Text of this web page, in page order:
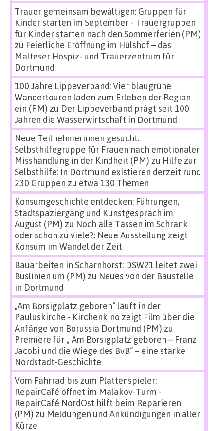
Trauer gemeinsam bewältigen: Gruppen für
Kinder starten im September - Trauergruppen
für Kinder starten nach den Sommerferien (PM)
zu Feierliche Eröffnung im Hülshof – das
Malteser Hospiz- und Trauerzentrum für
Dortmund
100 Jahre Lippeverband: Vier blaugrüne
Wandertouren laden zum Erleben der Region
ein (PM) zu Der Lippeverband prägt seit 100
Jahren die Wasserwirtschaft in Dortmund
Neue Teilnehmerinnen gesucht:
Selbsthilfegruppe für Frauen nach emotionaler
Misshandlung in der Kindheit (PM) zu Hilfe zur
Selbsthilfe: In Dortmund existieren derzeit rund
230 Gruppen zu etwa 130 Themen
Konsumgeschichte entdecken: Führungen,
Stadtspaziergang und Kunstgespräch im
August (PM) zu Noch alle Tassen im Schrank
oder schon zu viele?: Neue Ausstellung zeigt
Konsum im Wandel der Zeit
Bauarbeiten in Scharnhorst: DSW21 leitet zwei
Buslinien um (PM) zu Neues von der Baustelle
in Dortmund
„Am Borsigplatz geboren“ läuft in der
Pauluskirche - Kirchenkino zeigt Film über die
Anfänge von Borussia Dortmund (PM) zu
Premiere für „ Am Borsigplatz geboren – Franz
Jacobi und die Wiege des BvB“ – eine starke
Nordstadt-Geschichte
Vom Fahrrad bis zum Plattenspieler:
RepairCafé öffnet im Malakov-Turm -
RepairCafé NordOst hilft beim Reparieren
(PM) zu Meldungen und Ankündigungen in aller
Kürze